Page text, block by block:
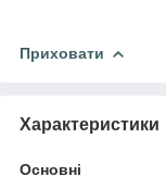
Приховати
Характеристики
Основні